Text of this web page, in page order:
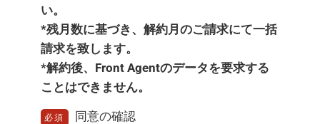
い。
*残月数に基づき、解約月のご請求にて一括
請求を致します。
*解約後、Front Agentのデータを要求する
ことはできません。
必須
同意の確認